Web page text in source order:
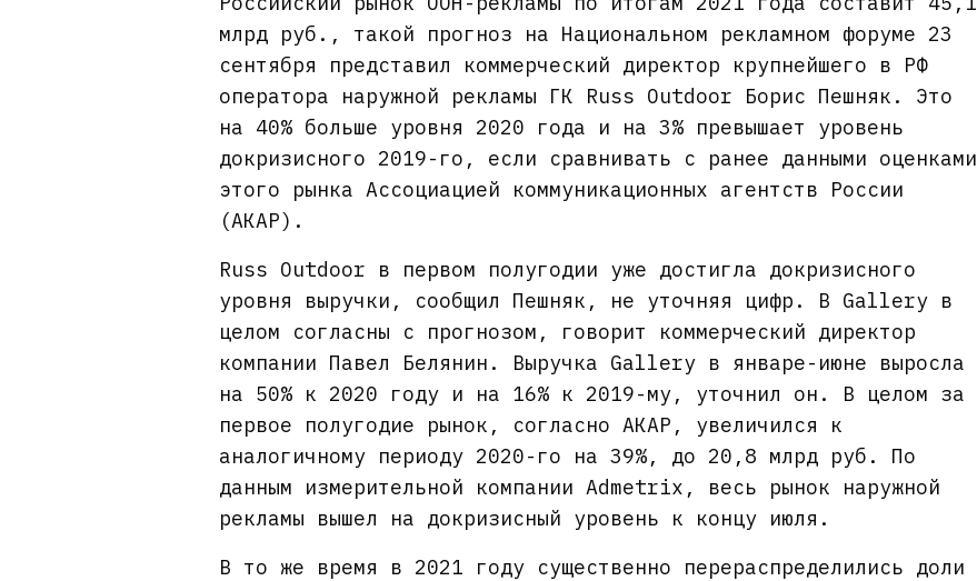
млрд руб., такой прогноз на Национальном рекламном форуме 23
сентября представил коммерческий директор крупнейшего в РФ
оператора наружной рекламы ГК Russ Outdoor Борис Пешняк. Это
на 40% больше уровня 2020 года и на 3% превышает уровень
докризисного 2019-го, если сравнивать с ранее данными оценками
этого рынка Ассоциацией коммуникационных агентств России
(АКАР).
Russ Outdoor в первом полугодии уже достигла докризисного
уровня выручки, сообщил Пешняк, не уточняя цифр. В Gallery в
целом согласны с прогнозом, говорит коммерческий директор
компании Павел Белянин. Выручка Gallery в январе-июне выросла
на 50% к 2020 году и на 16% к 2019-му, уточнил он. В целом за
первое полугодие рынок, согласно АКАР, увеличился к
аналогичному периоду 2020-го на 39%, до 20,8 млрд руб. По
данным измерительной компании Admetrix, весь рынок наружной
рекламы вышел на докризисный уровень к концу июля.
В то же время в 2021 году существенно перераспределились доли